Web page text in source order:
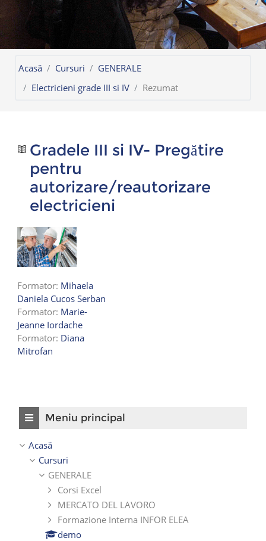
Acasă Cursuri
GENERALE
Electricieni grade III si IV
Rezumat
Gradele III si IV- Pregătire
pentru
autorizare/reautorizare
electricieni
Formator: Mihaela
Daniela Cucos Serban
Formator: Marie-
Jeanne Iordache
Formator: Diana
Mitrofan
Meniu principal
Acasă
Cursuri
GENERALE
Corsi Excel
MERCATO DEL LAVORO
Formazione Interna INFOR ELEA
demo